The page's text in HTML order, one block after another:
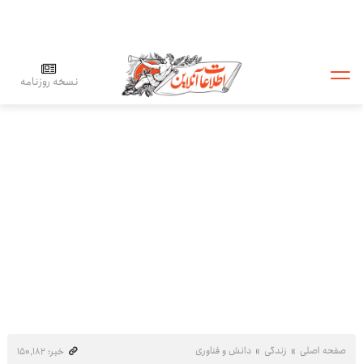
نسخه روزنامه
صفحه اصلی زندگی دانش و فناوری
خبر: ۱۵۰٬۱۸۲